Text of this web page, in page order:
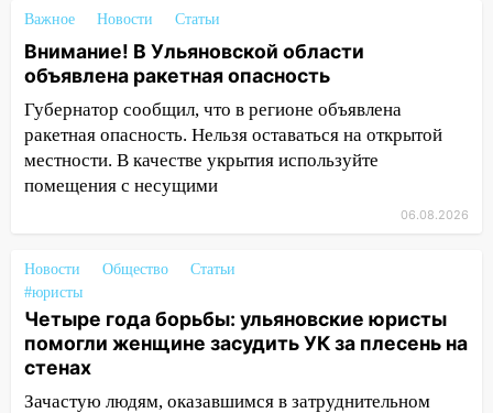
14:32
На Ульяновскую область
надвигается жара
14:08 Пешеход переходил по «зебре»:
подробности серьезной аварии на
Фруктовой
13:30 В Димитровграде на улице
Трудовой горело здание
припаркованный автомобиль
12:37
велосипеде и попал под колеса
12:18
Железнодорожном районе горела дача
Важное Новости Статьи
Внимание! В Ульяновской области
объявлена ракетная опасность
Губернатор сообщил, что в регионе объявлена
ракетная опасность. Нельзя оставаться на открытой
местности. В качестве укрытия используйте
помещения с несущими
06.08.2026
Новости Общество
Статьи
#юристы
Четыре года борьбы: ульяновские юристы
помогли женщине засудить УК за плесень на
стенах
Зачастую людям, оказавшимся в затруднительном